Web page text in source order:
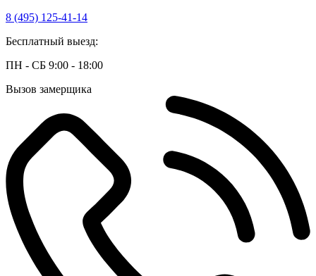
8 (495) 125-41-14
Бесплатный выезд:
ПН - СБ 9:00 - 18:00
Вызов замерщика